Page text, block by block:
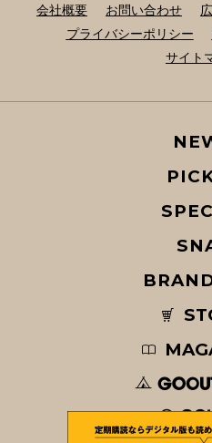
会社概要 お問い合わせ
プライバシーポリシー
サイト